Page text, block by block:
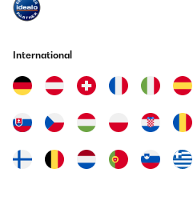
International